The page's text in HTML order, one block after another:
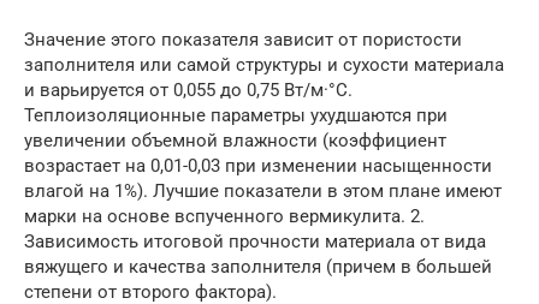
Значение этого показателя зависит от пористости
заполнителя или самой структуры и сухости материала
и варьируется от 0,055 до 0,75 Вт/м·°C.
Теплоизоляционные параметры ухудшаются при
увеличении объемной влажности (коэффициент
возрастает на 0,01-0,03 при изменении насыщенности
влагой на 1%). Лучшие показатели в этом плане имеют
марки на основе вспученного вермикулита. 2.
Зависимость итоговой прочности материала от вида
вяжущего и качества заполнителя (причем в большей
степени от второго фактора).